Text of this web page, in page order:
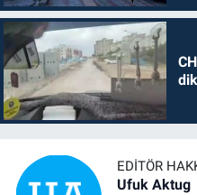
EDITÖR
Ufuk Aktug